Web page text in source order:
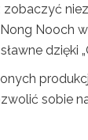
Nooch
dzięki
sobie